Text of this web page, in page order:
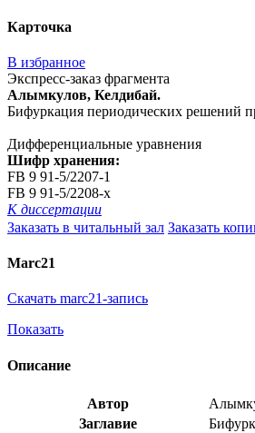
Карточка
В избранное
Экспресс-заказ фрагмента
Алымкулов, Келдибай.
Бифуркация периодических решений
Дифференциальные уравнения
Шифр хранения:
FB 9 91-5/2207-1
FB 9 91-5/2208-x
К диссертации
Заказать в читальный зал Заказать
Marc21
Скачать marc21-запись
Показать
Описание
Автор
Заглавие